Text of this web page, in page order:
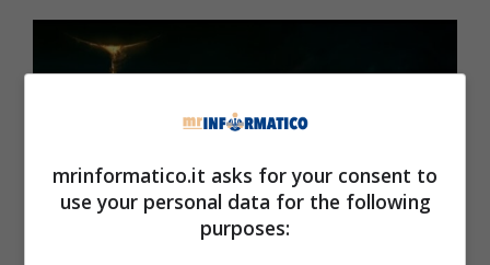
mrinformatico.it asks for your consent to
use your personal data for the following
purposes: